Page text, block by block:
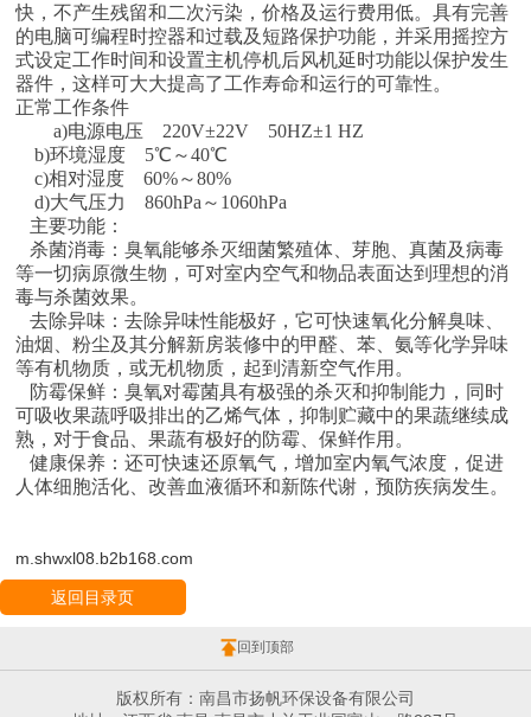
快，不产生残留和二次污染，价格及运行费用低。具有完善
的电脑可编程时控器和过载及短路保护功能，并采用摇控方
式设定工作时间和设置主机停机后风机延时功能以保护发生
器件，这样可大大提高了工作寿命和运行的可靠性。
正常工作条件
a)电源电压 220V±22V 50HZ±1 HZ
b)环境湿度 5℃～40℃
c)相对湿度 60%～80%
d)大气压力 860hPa～1060hPa
主要功能：
杀菌消毒：臭氧能够杀灭细菌繁殖体、芽胞、真菌及病毒
等一切病原微生物，可对室内空气和物品表面达到理想的消
毒与杀菌效果。
去除异味：去除异味性能极好，它可快速氧化分解臭味、
油烟、粉尘及其分解新房装修中的甲醛、苯、氨等化学异味
等有机物质，或无机物质，起到清新空气作用。
防霉保鲜：臭氧对霉菌具有极强的杀灭和抑制能力，同时
可吸收果蔬呼吸排出的乙烯气体，抑制贮藏中的果蔬继续成
熟，对于食品、果蔬有极好的防霉、保鲜作用。
健康保养：还可快速还原氧气，增加室内氧气浓度，促进
人体细胞活化、改善血液循环和新陈代谢，预防疾病发生。
m.shwxl08.b2b168.com
返回目录页
回到顶部
版权所有：南昌市扬帆环保设备有限公司